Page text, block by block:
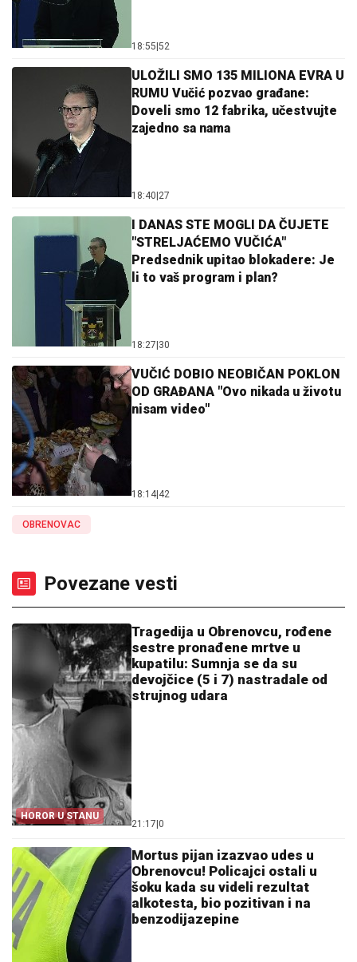
18:55 52
ULOŽILI SMO 135 MILIONA EVRA U
RUMU Vučić pozvao građane:
Doveli smo 12 fabrika, učestvujte
zajedno sa nama
18:40 27
I DANAS STE MOGLI DA ČUJETE
"STRELJAĆEMO VUČIĆA"
Predsednik upitao blokadere: Je
li to vaš program i plan?
18:27 30
VUČIĆ DOBIO NEOBIČAN POKLON
OD GRAĐANA "Ovo nikada u životu
nisam video"
18:14 42
OBRENOVAC
Povezane vesti
HOROR U STANU
Tragedija u Obrenovcu, rođene
sestre pronađene mrtve u
kupatilu: Sumnja se da su
devojčice (5 i 7) nastradale od
strujnog udara
21:17 0
Mortus pijan izazvao udes u
Obrenovcu! Policajci ostali u
šoku kada su videli rezultat
alkotesta, bio pozitivan i na
benzodijazepine